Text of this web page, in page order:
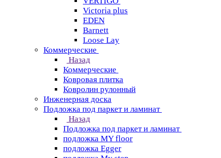
Victoria plus
EDEN
Barnett
Loose Lay
Коммерческие
Назад
Коммерческие
Ковровая плитка
Ковролин рулонный
Инженерная доска
Подложка под паркет и ламинат
Назад
Подложка под паркет и ламинат
подложка MY floor
подложка Egger